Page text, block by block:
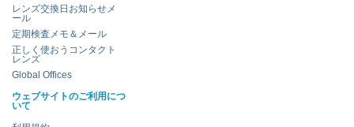
レンズ交換日お知らせメ
ール
定期検査メモ＆メール
正しく使おうコンタクト
レンズ
Global Offices
ウェブサイトのご利用につ
いて